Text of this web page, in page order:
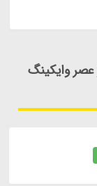
عصر وایکینگ